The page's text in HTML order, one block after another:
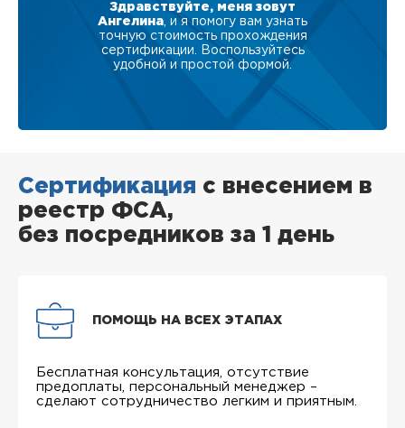
Здравствуйте, меня зовут
Ангелина , и я помогу вам узнать
точную стоимость прохождения
сертификации. Воспользуйтесь
удобной и простой формой.
Сертификация с внесением в
реестр ФСА,
без посредников за 1 день
ПОМОЩЬ НА ВСЕХ ЭТАПАХ
Бесплатная консультация, отсутствие
предоплаты, персональный менеджер –
сделают сотрудничество легким и приятным.